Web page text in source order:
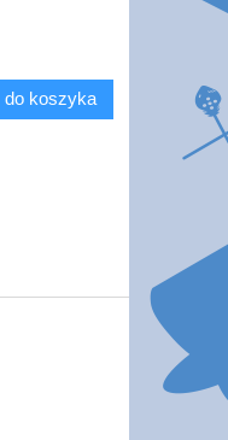
do koszyka